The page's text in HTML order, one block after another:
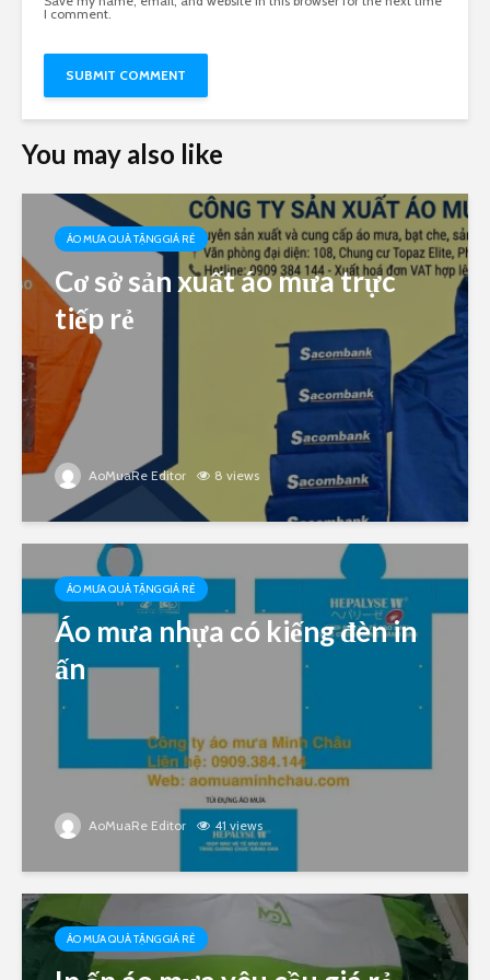
I comment.
You may also like
ÁO MƯA QUÀ TẶNG GIÁ RẺ
Cơ sở sản xuất áo mưa trực
tiếp rẻ
AoMuaRe Editor 8 views
ÁO MƯA QUÀ TẶNG GIÁ RẺ
Áo mưa nhựa có kiếng đèn in
ấn
AoMuaRe Editor 41 views
ÁO MƯA QUÀ TẶNG GIÁ RẺ